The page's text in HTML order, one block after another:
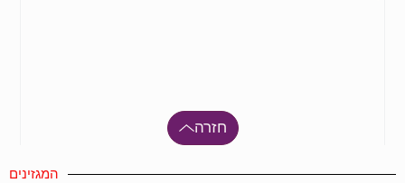
חזרה
המגזינים